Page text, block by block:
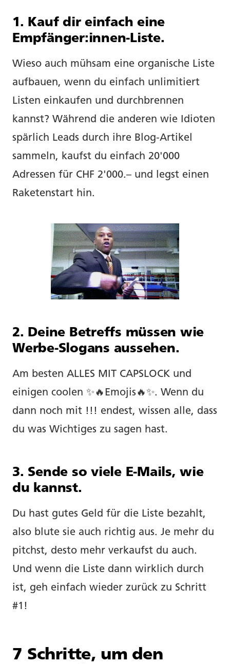
1. Kauf dir einfach eine
Empfänger:innen-Liste.
Wieso auch mühsam eine organische Liste
aufbauen, wenn du einfach unlimitiert
Listen einkaufen und durchbrennen
kannst? Während die anderen wie Idioten
spärlich Leads durch ihre Blog-Artikel
sammeln, kaufst du einfach 20'000
Adressen für CHF 2'000.– und legst einen
Raketenstart hin.
2. Deine Betreffs müssen wie
Werbe-Slogans aussehen.
Am besten ALLES MIT CAPSLOCK und
einigen coolen ✨🔥Emojis🔥✨. Wenn du
dann noch mit !!! endest, wissen alle, dass
du was Wichtiges zu sagen hast.
3. Sende so viele E-Mails, wie
du kannst.
Du hast gutes Geld für die Liste bezahlt,
also blute sie auch richtig aus. Je mehr du
pitchst, desto mehr verkaufst du auch.
Und wenn die Liste dann wirklich durch
ist, geh einfach wieder zurück zu Schritt
#1!
7 Schritte, um den